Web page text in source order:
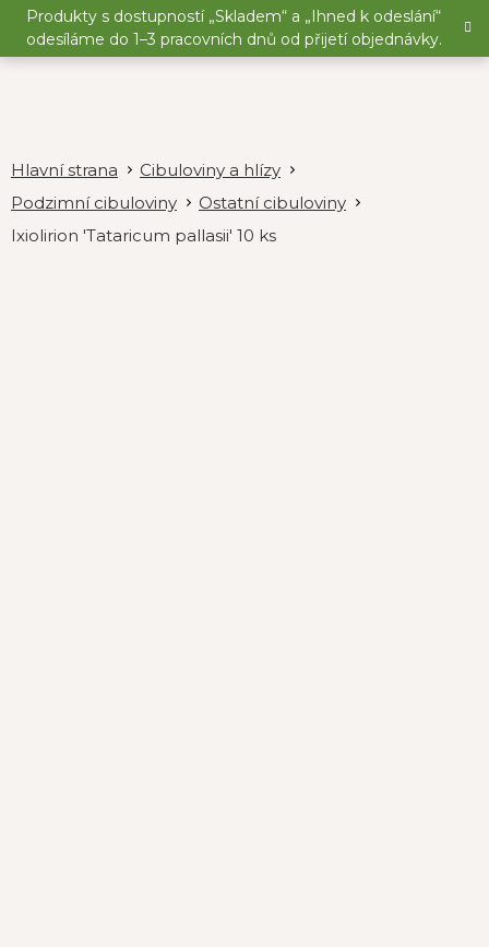
Přejít
obsah
Produkty s dostupností „Skladem“ a „Ihned k odeslání“
odesíláme do 1–3 pracovních dnů od přijetí objednávky.
Cibuloviny a hlízy
Podzimní cibuloviny
Ostatní cibuloviny
Ixiolirion 'Tataricum pallasii' 10 ks